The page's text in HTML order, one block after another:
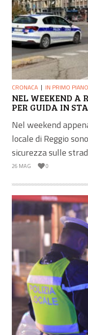
CRONACA IN PRIMO PIANO
NEL WEEKEND A
PER GUIDA IN
Nel weekend
locale di Reggio
sicurezza sulle
26 MAG 0